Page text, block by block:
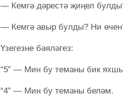
— Кемгә дәрестә җиңел
— Кемгә авыр булды? Ни
Үзегезне бәяләгез:
“5” — Мин бу теманы бик
“4” — Мин бу теманы беләм.